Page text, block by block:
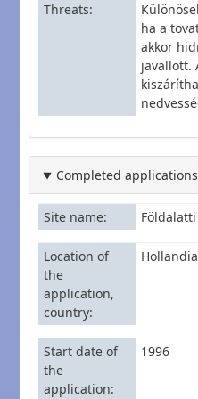
Threats
ha a
akkor
javallott.
Completed applications
Site name
Location of
the
application,
country
Hollandia
Start date of
the
application
1996